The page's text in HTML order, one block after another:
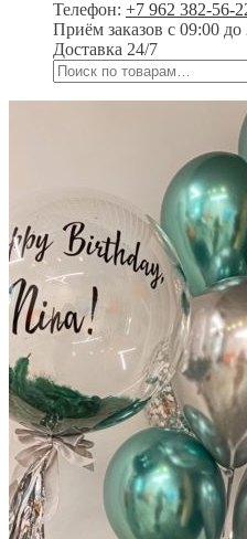
Телефон: +7 962 382-56-
Приём заказов с 09:00 до
Доставка 24/7
Искать: